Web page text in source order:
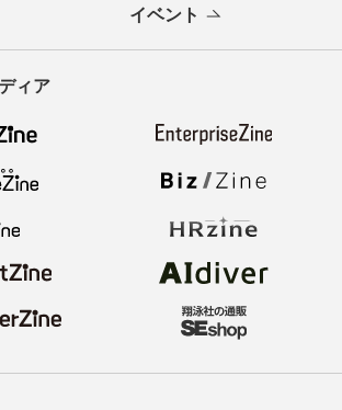
イベント
ィア